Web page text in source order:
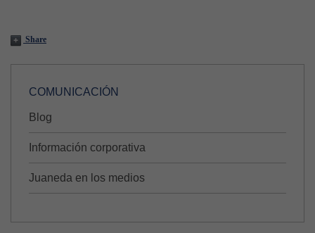
Share
COMUNICACIÓN
Blog
Información corporativa
Juaneda en los medios